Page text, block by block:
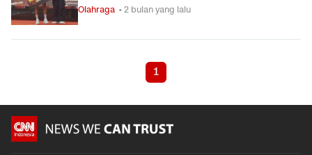
Olahraga • 2 bulan yang lalu
1